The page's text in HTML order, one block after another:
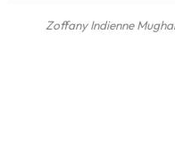
Zoffany Indienne